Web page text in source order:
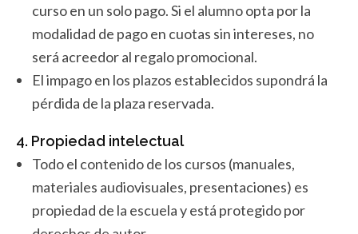
curso en un solo pago. Si el alumno opta por la
modalidad de pago en cuotas sin intereses, no
será acreedor al regalo promocional.
El impago en los plazos establecidos supondrá la
pérdida de la plaza reservada.
4. Propiedad intelectual
Todo el contenido de los cursos (manuales,
materiales audiovisuales, presentaciones) es
propiedad de la escuela y está protegido por